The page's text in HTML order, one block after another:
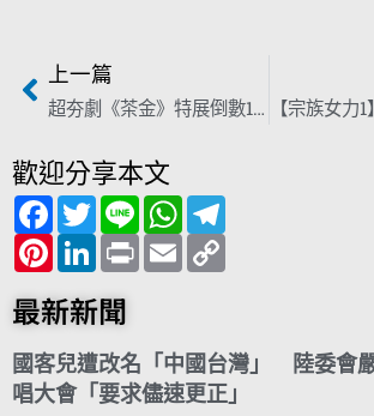
上一篇
超夯劇《茶金》特展倒數10天 拍攝場景不撤 就等你體驗！
歡迎分享本文
F
a
c
e
b
o
o
T
w
i
t
t
e
r
L
i
n
e
W
h
a
t
s
P
i
n
t
e
e
s
t
L
i
n
k
e
I
n
P
r
i
E
m
a
n
k
最新新聞
國客兒遭改名「中國台灣」 陸委會
唱大會「要求儘速更正」